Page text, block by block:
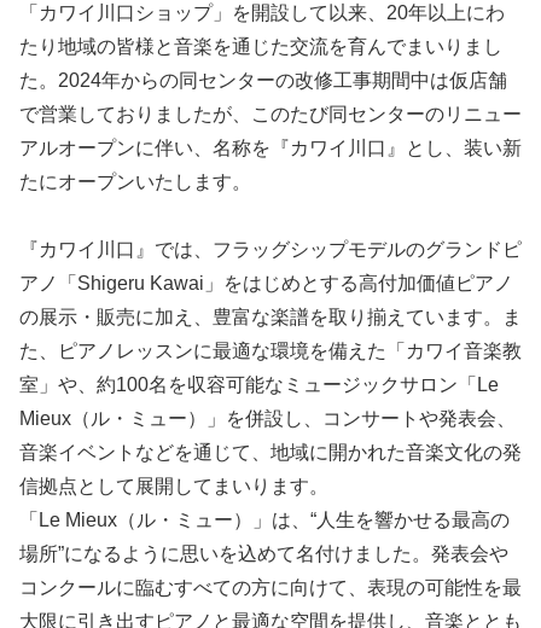
「カワイ川口ショップ」を開設して以来、20年以上にわ
たり地域の皆様と音楽を通じた交流を育んでまいりまし
た。2024年からの同センターの改修工事期間中は仮店舗
で営業しておりましたが、このたび同センターのリニュー
アルオープンに伴い、名称を『カワイ川口』とし、装い新
たにオープンいたします。
『カワイ川口』では、フラッグシップモデルのグランドピ
アノ「Shigeru Kawai」をはじめとする高付加価値ピアノ
の展示・販売に加え、豊富な楽譜を取り揃えています。ま
た、ピアノレッスンに最適な環境を備えた「カワイ音楽教
室」や、約100名を収容可能なミュージックサロン「Le
Mieux（ル・ミュー）」を併設し、コンサートや発表会、
音楽イベントなどを通じて、地域に開かれた音楽文化の発
信拠点として展開してまいります。
「Le Mieux（ル・ミュー）」は、“人生を響かせる最高の
場所”になるように思いを込めて名付けました。発表会や
コンクールに臨むすべての方に向けて、表現の可能性を最
大限に引き出すピアノと最適な空間を提供し、音楽ととも